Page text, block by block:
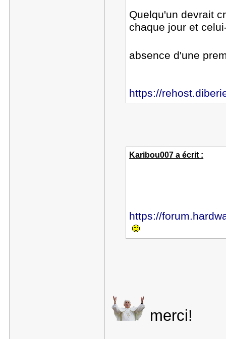
Quelqu'un devrait
chaque jour et
absence d'une
https://
Karibou007 a écrit :
https://
merci!